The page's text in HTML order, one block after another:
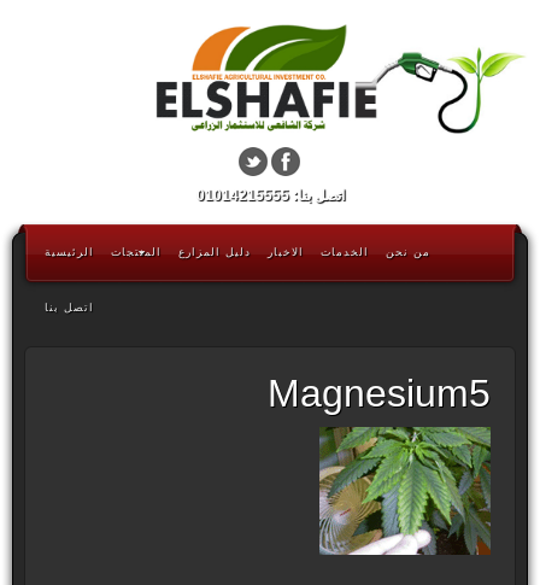
اتصل بنا: 01014215555
الرئيسية المنتجات دليل المزارع الاخبار الخدمات من نحن
اتصل بنا
Magnesium5